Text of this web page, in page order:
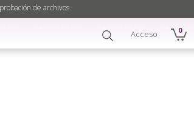
Acceso 0
de archivos